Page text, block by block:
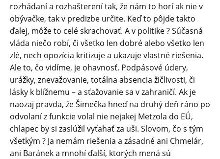
rozhádaní a rozhašterení tak, že nám to horí ak nie v
obývačke, tak v predizbe určite. Keď to pôjde takto
ďalej, môže to celé skrachovať. A v politike ? Súčasná
vláda niečo robí, či všetko len dobré alebo všetko len
zlé, nech opozícia kritizuje a ukazuje vlastné riešenia.
Ale to, čo vidíme, je ohavnosť. Podpásové údery,
urážky, znevažovanie, totálna absencia žičlivosti, či
lásky k blížnemu – a sťažovanie sa v zahraničí. Ak je
naozaj pravda, že Šimečka hneď na druhý deň ráno po
odvolaní z funkcie volal nie nejakej Metzola do EÚ,
chlapec by si zaslúžil vyťahať za uši. Slovom, čo s tým
všetkým ? Ja nemám riešenia a zásadné ani Chmelár,
ani Baránek a mnohí ďalší, ktorých mená sú